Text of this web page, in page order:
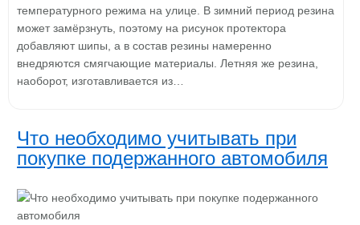
температурного режима на улице. В зимний период резина
может замёрзнуть, поэтому на рисунок протектора
добавляют шипы, а в состав резины намеренно
внедряются смягчающие материалы. Летняя же резина,
наоборот, изготавливается из…
Что необходимо учитывать при
покупке подержанного автомобиля